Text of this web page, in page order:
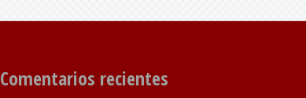
Comentarios recientes